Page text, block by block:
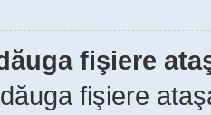
fişiere
fişiere